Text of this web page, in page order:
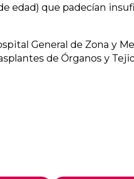
edad) que padecían
General de Zona y
de Órganos y